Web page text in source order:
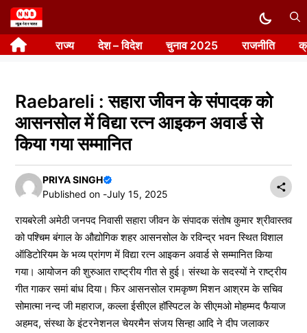
Skip
to
content राज्य देश – विदेश चुनाव 2025 राजनीति
Raebareli : सहारा जीवन के संपादक को
आसनसोल में विद्या रत्न आइकन अवार्ड से
किया गया सम्मानित
PRIYA SINGH
Published on -July 15, 2025
रायबरेली अमेठी जनपद निवासी सहारा जीवन के संपादक संतोष कुमार श्रीवास्तव
को पश्चिम बंगाल के औद्योगिक शहर आसनसोल के रविन्द्र भवन स्थित विशाल
ऑडिटोरियम के भव्य प्रांगण में विद्या रत्न आइकन अवार्ड से सम्मानित किया
गया। आयोजन की शुरुआत राष्ट्रीय गीत से हुई। संस्था के सदस्यों ने राष्ट्रीय
गीत गाकर समां बांध दिया। फिर आसनसोल रामकृष्ण मिशन आश्रम के सचिव
सोमात्मा नन्द जी महाराज, कल्ला ईसीएल हॉस्पिटल के सीएमओ मोहम्मद फैयाज
अहमद, संस्था के इंटरनेशनल चेयरमैन संजय सिन्हा आदि ने दीप जलाकर